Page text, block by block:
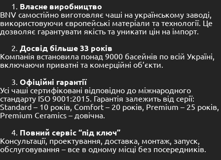
Власне виробництво
BNV самостійно виготовляє чаші на українському заводі,
використовуючи європейські матеріали та технології. Це
дозволяє гарантувати якість та уникати цін на імпорт.
Досвід більше 33 років
Компанія встановила понад 9000 басейнів по всій Україні,
включаючи приватні та комерційні об’єкти.
Офіційні гарантії
Усі чаші сертифіковані відповідно до міжнародного
стандарту ISO 9001:2015. Гарантія залежить від серії:
Standard – 10 років, Comfort – 20 років, Premium – 25 років,
Premium Ceramics – довічна.
Повний сервіс “під ключ”
Консультації, проектування, доставка, монтаж, запуск,
обслуговування – все в одному місці без посередників.